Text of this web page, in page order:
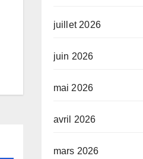
juillet 2026
juin 2026
mai 2026
avril 2026
mars 2026